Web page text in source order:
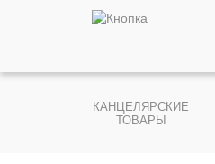
КАНЦЕЛЯРСКИЕ
ТОВАРЫ